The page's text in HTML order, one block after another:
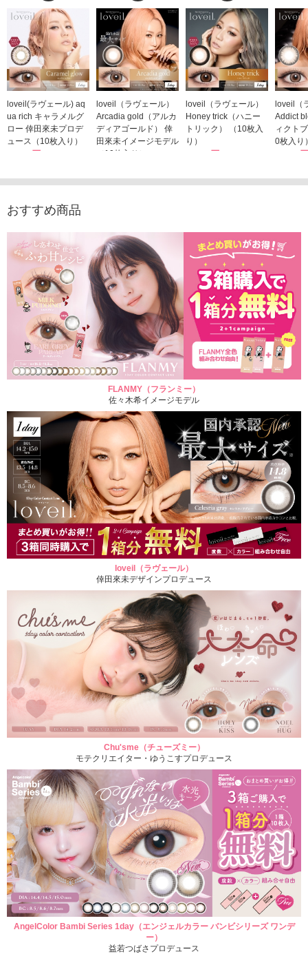
loveil(ラヴェール) aq
ua rich キャラメルグ
ロー 倖田來未プロデ
ュース（10枚入り）
1,760円
loveil（ラヴェール）
Arcadia gold（アルカ
ディアゴールド） 倖
田來未イメージモデル
（10枚入り）
loveil（ラヴェール）
Honey trick（ハニー
トリック） （10枚入
り）
1,760円
loveil（
Addict
ィクト
0枚入り
1,760
おすすめ商品
FLANMY（フランミー）
佐々木希イメージモデル
loveil（ラヴェール）
倖田來未デザインプロデュース
Chu'sme（チューズミー）
モテクリエイター・ゆうこすプロデュース
AngelColor Bambi Series 1day（エンジェルカラー バンビシリーズ ワンデ
ー）
益若つばさプロデュース